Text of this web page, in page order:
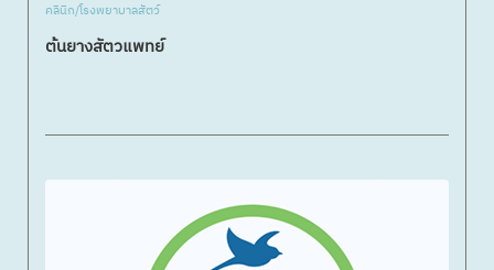
คลินิก/โรงพยาบาลสัตว์
ต้นยางสัตวแพทย์